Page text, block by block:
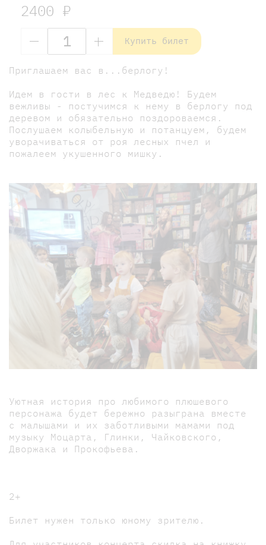
2400 ₽
Купить билет
Приглашаем вас в...берлогу!
Идем в гости в лес к Медведю! Будем
вежливы - постучимся к нему в берлогу под
деревом и обязательно поздороваемся.
Послушаем колыбельную и потанцуем, будем
уворачиваться от роя лесных пчел и
пожалеем укушенного мишку.
Уютная история про любимого плюшевого
персонажа будет бережно разыграна вместе
с малышами и их заботливыми мамами под
музыку Моцарта, Глинки, Чайковского,
Дворжака и Прокофьева.
2+
Билет нужен только юному зрителю.